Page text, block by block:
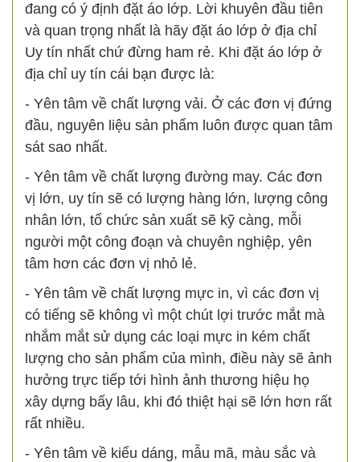
đang có ý định đặt áo lớp. Lời khuyên đầu tiên
và quan trọng nhất là hãy đặt áo lớp ở địa chỉ
Uy tín nhất chứ đừng ham rẻ. Khi đặt áo lớp ở
địa chỉ uy tín cái bạn được là:
- Yên tâm về chất lượng vải. Ở các đơn vị đứng
đầu, nguyên liệu sản phẩm luôn được quan tâm
sát sao nhất.
- Yên tâm về chất lượng đường may. Các đơn
vị lớn, uy tín sẽ có lượng hàng lớn, lượng công
nhân lớn, tổ chức sản xuất sẽ kỹ càng, mỗi
người một công đoạn và chuyên nghiệp, yên
tâm hơn các đơn vị nhỏ lẻ.
- Yên tâm về chất lượng mực in, vì các đơn vị
có tiếng sẽ không vì một chút lợi trước mắt mà
nhắm mắt sử dụng các loại mực in kém chất
lượng cho sản phẩm của mình, điều này sẽ ảnh
hưởng trực tiếp tới hình ảnh thương hiệu họ
xây dựng bấy lâu, khi đó thiệt hại sẽ lớn hơn rất
rất nhiều.
- Yên tâm về kiểu dáng, mẫu mã, màu sắc và